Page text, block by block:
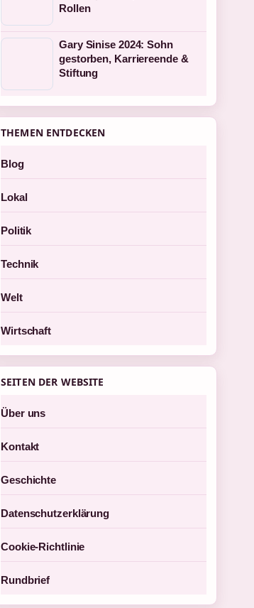
Rollen
Gary Sinise 2024: Sohn
gestorben, Karriereende &
Stiftung
THEMEN ENTDECKEN
Blog
Lokal
Politik
Technik
Welt
Wirtschaft
SEITEN DER WEBSITE
Über uns
Kontakt
Geschichte
Datenschutzerklärung
Cookie-Richtlinie
Rundbrief